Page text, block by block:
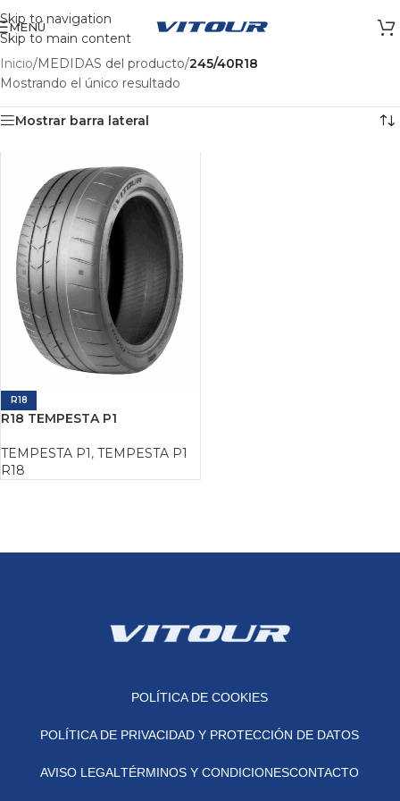
Skip to navigation
Skip to main content
MENÚ
Inicio/MEDIDAS del producto/245/40R18
Mostrando el único resultado
Mostrar barra lateral
R18
R18 TEMPESTA P1
TEMPESTA P1, TEMPESTA P1
R18
POLÍTICA DE COOKIES
POLÍTICA DE PRIVACIDAD Y PROTECCIÓN DE DATOS
AVISO LEGALTÉRMINOS Y CONDICIONESCONTACTO